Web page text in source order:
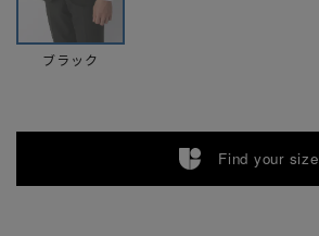
ブラック
Find your size